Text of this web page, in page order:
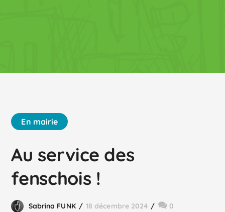
En mairie
Au service des
fenschois !
Sabrina FUNK 18 décembre 2024 0